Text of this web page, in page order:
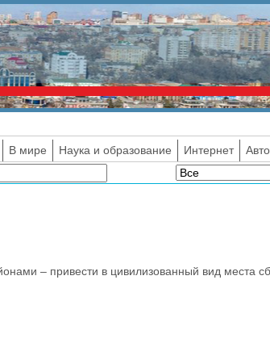
В мире Наука и образование Интернет Авто
– привести в цивилизованный вид места